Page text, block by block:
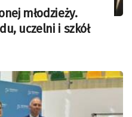
młodzieży.
uczelni i szkół